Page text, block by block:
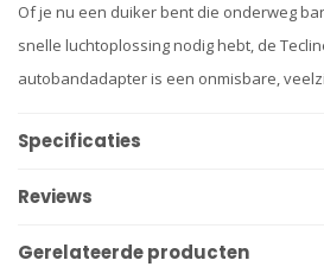
Of je nu een duiker bent die onderweg
snelle luchtoplossing nodig hebt, de
autobandadapter is een onmisbare,
Specificaties
Reviews
Gerelateerde producten